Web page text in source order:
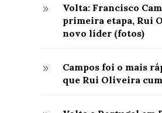
9
Volta: Francisco
primeira etapa, Rui
novo líder (fotos)
9
Campos foi o mais
que Rui Oliveira